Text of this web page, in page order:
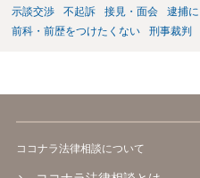
示談交渉
不起訴 接見・面会 逮捕
前科・前歴をつけたくない
刑事裁判
ココナラ法律相談について